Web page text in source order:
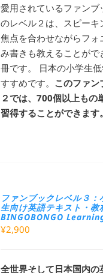
愛用されているファンブ
のレベル２は、スピーキ
焦点を合わせながらフォ
み書きも教えることがで
冊です。 日本の小学生
すすめです。 このファン
２では、700個以上もの
習得することができます。
ファンブックレベル３
生向け英語テキスト・教
BINGOBONGO
¥2,900
全世界そして日本国内の